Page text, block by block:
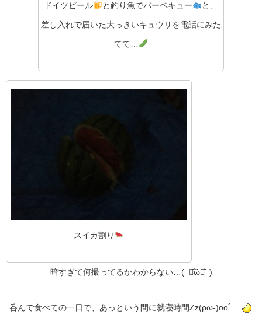
ドイツビール と釣り魚でバーベキュー と、
差し入れで届いた大っきいキュウリを電話にみた
てて…
スイカ割り
暗すぎて何撮ってるかわからない…( ･᷄ὢ･᷅ )
呑んで食べての一日で、あっという間に就寝時間Zz(ρω-)oοﾟ…